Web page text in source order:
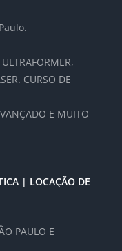
CURSO DE
E MUITO
| LOCAÇÃO DE
PAULO E